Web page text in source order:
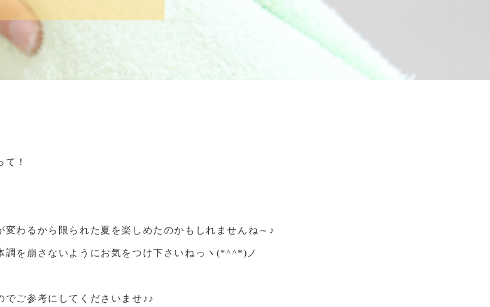
！
わるから限られた夏を楽しめたのかもしれませんね～♪
調を崩さないようにお気をつけ下さいねっヽ(*^^*)ノ
でご参考にしてくださいませ♪♪